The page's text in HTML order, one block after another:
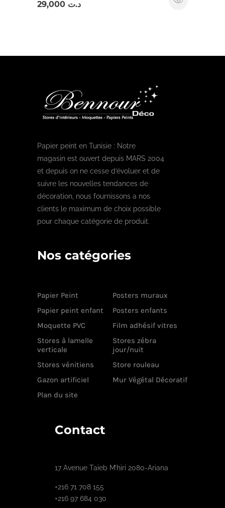
د.ت
Papier peint en Tunisie : Notre
magasin est ouvert depuis MARS 2004
et depuis on ne cesse d’évoluer et de
suivre les nouvelles tendances de
décoration, nous fournissons a nos
clients le maximum de choix possible
pour chaque catégorie de produit.
Nos catégories
Papier Peint
Posters muraux
Papier peint enfant
Posters enfants
Moquette PVC
Film adhésif vitres
Stores à lamelle
verticale
Stores zébra
jour/nuit
Stores vénitiens
Store rouleau
Gazon artificiel
Mur Végétal Décoratif
Plan du site
Contact
17 Avenue Taieb M’hiri 2080-Ariana
+216 71 708 155
+216 97 684 030